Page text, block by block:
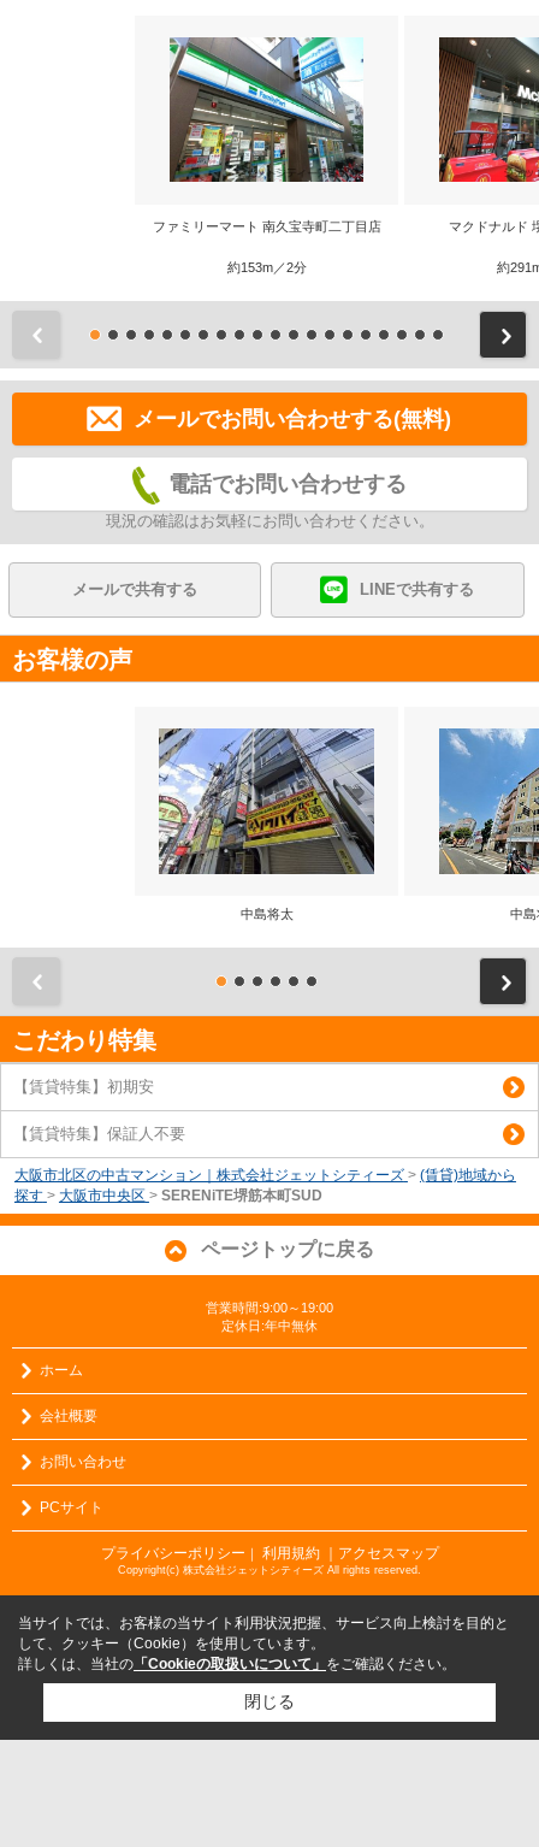
ファミリーマート 南久宝寺町二丁目店
約153m／2分
マクドナルド
約
メールでお問い合わせする(無料)
電話でお問い合わせする
現況の確認はお気軽にお問い合わせください。
メールで共有する LINEで共有する
お客様の声
中島将太 中島
こだわり特集
【賃貸特集】初期安
【賃貸特集】保証人不要
大阪市北区の中古マンション｜株式会社ジェットシティーズ > (賃貸)地域から
探す > 大阪市中央区 > SERENiTE堺筋本町SUD
ページトップに戻る
営業時間:9:00～19:00
定休日:年中無休
ホーム
会社概要
お問い合わせ
PCサイト
プライバシーポリシー 利用規約 ｜アクセスマップ
Copyright(c) 株式会社ジェットシティーズ All rights reserved.
当サイトでは、お客様の当サイト利用状況把握、サービス向上検討を目的と
して、クッキー（Cookie）を使用しています。
詳しくは、当社の 「Cookieの取扱いについて」 をご確認ください。
閉じる